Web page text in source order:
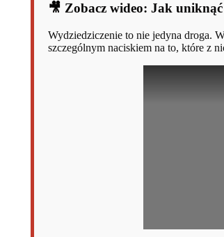
🎥 Zobacz wideo: Jak
Wydziedziczenie to nie jedyna droga.
szczególnym naciskiem na to, które z